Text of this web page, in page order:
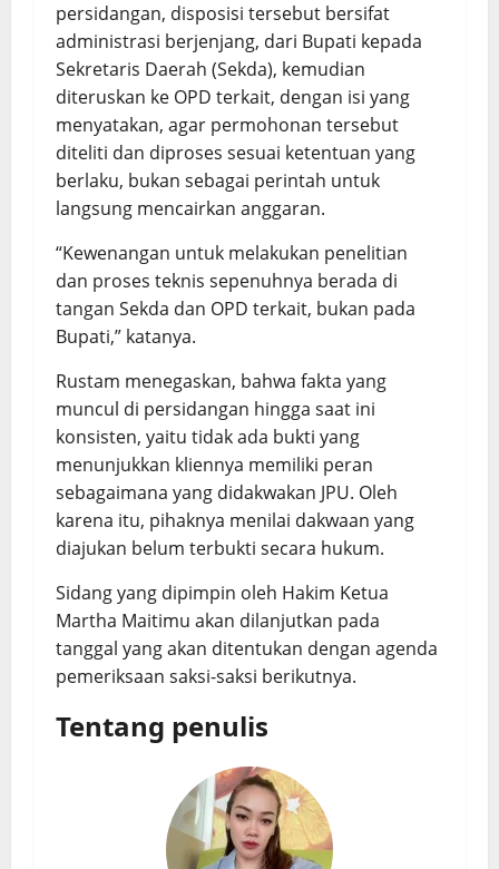
persidangan, disposisi tersebut bersifat
administrasi berjenjang, dari Bupati kepada
Sekretaris Daerah (Sekda), kemudian
diteruskan ke OPD terkait, dengan isi yang
menyatakan, agar permohonan tersebut
diteliti dan diproses sesuai ketentuan yang
berlaku, bukan sebagai perintah untuk
langsung mencairkan anggaran.
“Kewenangan untuk melakukan penelitian
dan proses teknis sepenuhnya berada di
tangan Sekda dan OPD terkait, bukan pada
Bupati,” katanya.
Rustam menegaskan, bahwa fakta yang
muncul di persidangan hingga saat ini
konsisten, yaitu tidak ada bukti yang
menunjukkan kliennya memiliki peran
sebagaimana yang didakwakan JPU. Oleh
karena itu, pihaknya menilai dakwaan yang
diajukan belum terbukti secara hukum.
Sidang yang dipimpin oleh Hakim Ketua
Martha Maitimu akan dilanjutkan pada
tanggal yang akan ditentukan dengan agenda
pemeriksaan saksi-saksi berikutnya.
Tentang penulis